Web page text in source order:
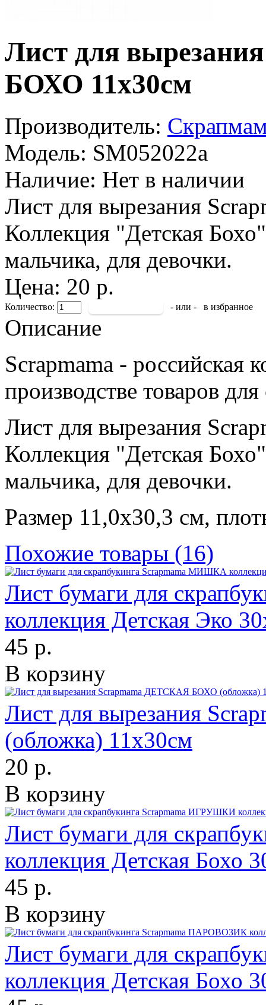
Лист для
БОХО 11х30см
Производитель:
Модель: SM052022a
Наличие: Нет в наличии
Лист для вырезания
Коллекция "Детская
мальчика, для девочки.
Цена: 20 р.
Количество: - или - в избранное
Описание
Scrapmama - российская
производстве товаров
Лист для вырезания
Коллекция "Детская
мальчика, для девочки.
Размер 11,0х30,3 см,
Похожие товары (16)
Лист бумаги для
коллекция Детская Эко
45 р.
В корзину
Лист для вырезания
(обложка) 11х30см
20 р.
В корзину
Лист бумаги для
коллекция Детская Бохо
45 р.
В корзину
Лист бумаги для
коллекция Детская Бохо